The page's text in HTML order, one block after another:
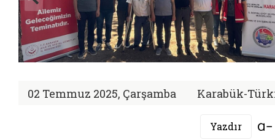
02 Temmuz 2025, Çarşamba Karabük-
Yazdır